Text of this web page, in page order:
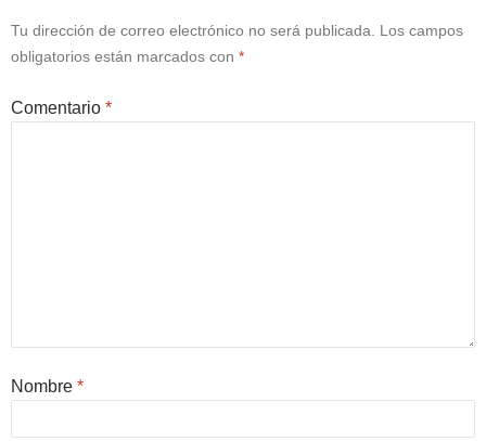
Tu dirección de correo electrónico no será publicada.
Los campos
obligatorios están marcados con *
Comentario *
Nombre *